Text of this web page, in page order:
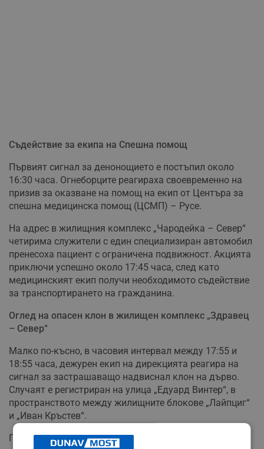
Съдействие за екипа на Спешна помощ
Първият сигнал за денонощието е постъпил около
16:30 часа. Огнеборците реагираха своевременно на
призив за оказване на помощ на екип от Центъра за
спешна медицинска помощ (ЦСМП) – Русе.
На адрес в жилищния комплекс „Чародейка – Север“
четирима служители с един специализиран автомобил
пренесоха пациент с ограничена подвижност. Акцията
приключи успешно около 17:45 часа, след като
медицинският екип получи необходимото съдействие
за транспортирането на гражданина.
Оглед на опасен клон в жилищен комплекс „Здравец
– Север“
Малко по-късно, в часовия интервал между 17:55 и
18:55 часа, дежурен екип на дирекцията реагира на
сигнал за застрашаващо надвиснал клон на дърво.
Случаят е регистриран на улица „Едуард Винтер“, в
пространството между жилищните блокове „Лайпциг“
и „Иван Кръстев“.
При извършения оглед на място служителите